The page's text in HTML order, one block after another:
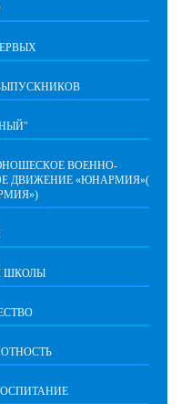
ВОЕННО-
ДВИЖЕНИЕ «ЮНАРМИЯ»(
ШКОЛЫ